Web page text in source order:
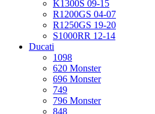
K1300S 09-15
R1200GS 04-07
R1250GS 19-20
S1000RR 12-14
Ducati
1098
620 Monster
696 Monster
749
796 Monster
848